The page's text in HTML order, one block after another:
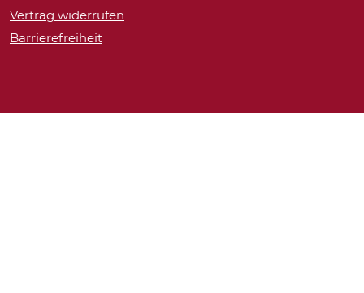
Vertrag widerrufen
Barrierefreiheit